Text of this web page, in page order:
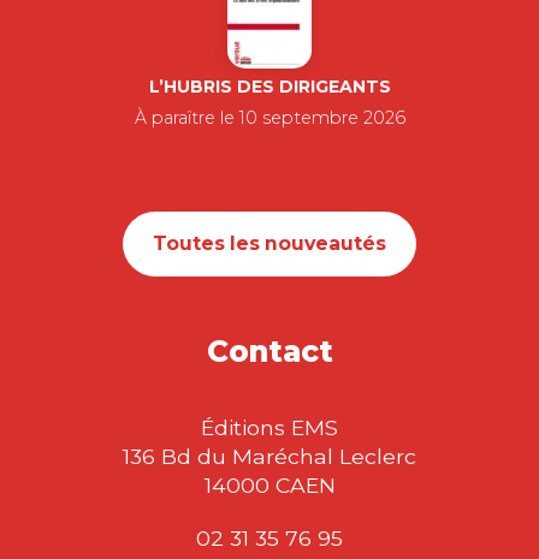
L’HUBRIS DES DIRIGEANTS
À paraître le 10 septembre 2026
Toutes les nouveautés
Contact
Éditions EMS
136 Bd du Maréchal Leclerc
14000 CAEN
02 31 35 76 95